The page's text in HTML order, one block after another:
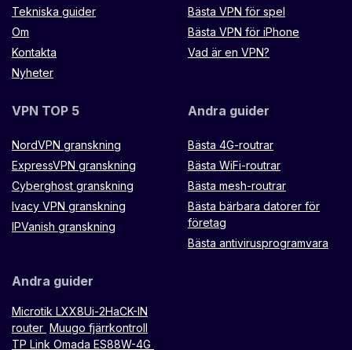
Tekniska guider
Om
Kontakta
Nyheter
Bästa VPN för spel
Bästa VPN för iPhone
Vad är en VPN?
VPN TOP 5
NordVPN granskning
ExpressVPN granskning
Cyberghost granskning
Ivacy VPN granskning
IPVanish granskning
Andra guider
Bästa 4G-routrar
Bästa WiFi-routrar
Bästa mesh-routrar
Bästa bärbara datorer för
företag
Bästa antivirusprogramvara
Andra guider
Microtik LXX8Ui-2HaCK-IN
router Muugo fjärrkontroll
TP Link Omada ES88W-4G